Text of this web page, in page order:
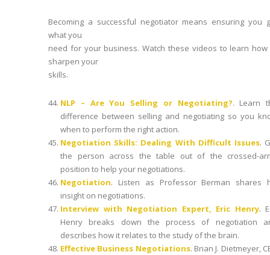
Becoming a successful negotiator means ensuring you
what you
need for your business. Watch these videos to learn how
sharpen your
skills.
NLP – Are You Selling or Negotiating?. Learn
difference between selling and negotiating so you
when to perform the right action.
Negotiation Skills: Dealing With Difficult Issues.
the person across the table out of the crossed-
position to help your negotiations.
Negotiation. Listen as Professor Berman shares
insight on negotiations.
Interview with Negotiation Expert, Eric Henry.
Henry breaks down the process of negotiation
describes how it relates to the study of the brain.
Effective Business Negotiations. Brian J. Dietmeyer,